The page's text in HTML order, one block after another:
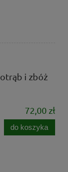
i zbóż
72,00 zł
do koszyka